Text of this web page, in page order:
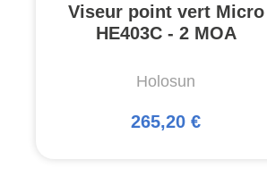
Viseur point vert Micro
HE403C - 2 MOA
Holosun
265,20 €